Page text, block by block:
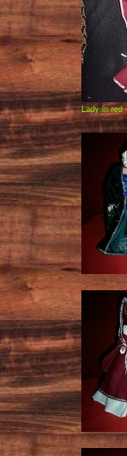
Lady in red